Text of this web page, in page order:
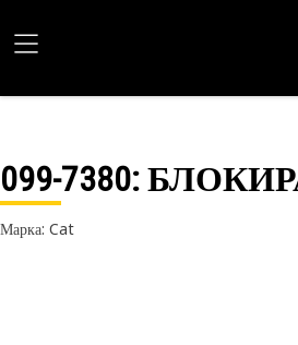
099-7380:
Марка: Cat